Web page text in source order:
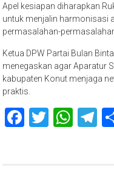
Apel kesiapan diharapkan
untuk menjalin harmonisasi
permasalahan-
Ketua DPW Partai Bulan
menegaskan agar Aparatur
kabupaten Konut menjaga
praktis.
Facebook
Twitter